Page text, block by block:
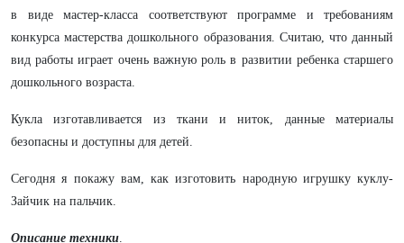
в виде мастер-класса соответствуют программе и требованиям
конкурса мастерства дошкольного образования. Считаю, что данный
вид работы играет очень важную роль в развитии ребенка старшего
дошкольного возраста.
Кукла изготавливается из ткани и ниток, данные материалы
безопасны и доступны для детей.
Сегодня я покажу вам, как изготовить народную игрушку куклу-
Зайчик на пальчик.
Описание техники.